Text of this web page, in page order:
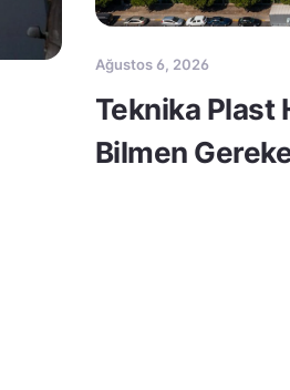
Ağustos 6, 2026
Teknika Plast
Bilmen